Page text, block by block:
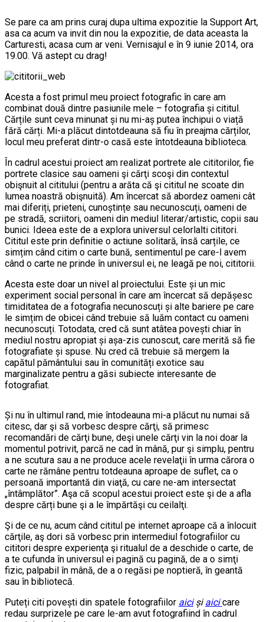
Se pare ca am prins curaj dupa ultima expozitie la Support Art,
asa ca acum va invit din nou la expozitie, de data aceasta la
Carturesti, acasa cum ar veni. Vernisajul e în 9 iunie 2014, ora
19.00. Vă astept cu drag!
Acesta a fost primul meu proiect fotografic în care am
combinat două dintre pasiunile mele – fotografia și cititul.
Cărțile sunt ceva minunat și nu mi-aș putea închipui o viață
fără cărți. Mi-a plăcut dintotdeauna să fiu în preajma cărților,
locul meu preferat dintr-o casă este întotdeauna biblioteca.
În cadrul acestui proiect am realizat portrete ale cititorilor, fie
portrete clasice sau oameni şi cărţi scoşi din contextul
obişnuit al cititului (pentru a arăta că şi cititul ne scoate din
lumea noastră obişnuită). Am încercat să abordez oameni cât
mai diferiți, prieteni, cunoștințe sau necunoscuți, oameni de
pe stradă, scriitori, oameni din mediul literar/artistic, copii sau
bunici. Ideea este de a explora universul celorlalti cititori.
Cititul este prin definitie o actiune solitară, însă carțile, ce
simțim când citim o carte bună, sentimentul pe care-l avem
când o carte ne prinde în universul ei, ne leagă pe noi, cititorii.
Acesta este doar un nivel al proiectului. Este și un mic
experiment social personal în care am încercat să depășesc
timiditatea de a fotografia necunoscuți și alte bariere pe care
le simțim de obicei când trebuie să luăm contact cu oameni
necunoscuți. Totodata, cred că sunt atâtea povești chiar în
mediul nostru apropiat și așa-zis cunoscut, care merită să fie
fotografiate și spuse. Nu cred că trebuie să mergem la
capătul pământului sau în comunități exotice sau
marginalizate pentru a găsi subiecte interesante de
fotografiat.
Și nu în ultimul rand, mie întodeauna mi-a plăcut nu numai să
citesc, dar şi să vorbesc despre cărţi, să primesc
recomandări de cărţi bune, deşi unele cărţi vin la noi doar la
momentul potrivit, parcă ne cad în mână, pur şi simplu, pentru
a ne scutura sau a ne produce acele revelaţii în urma cărora o
carte ne rămâne pentru totdeauna aproape de suflet, ca o
persoană importantă din viaţă, cu care ne-am intersectat
„întâmplător”. Aşa că scopul acestui proiect este şi de a afla
despre cărți bune şi a le împărtăşi cu ceilalţi.
Şi de ce nu, acum când cititul pe internet aproape că a înlocuit
cărţile, aş dori să vorbesc prin intermediul fotografiilor cu
cititori despre experienţa şi ritualul de a deschide o carte, de
a te cufunda în universul ei pagină cu pagină, de a o simţi
fizic, palpabil în mână, de a o regăsi pe noptieră, în geantă
sau în bibliotecă.
Puteți citi povești din spatele fotografiilor aicișiaicicare
redau surprizele pe care le-am avut fotografiind în cadrul